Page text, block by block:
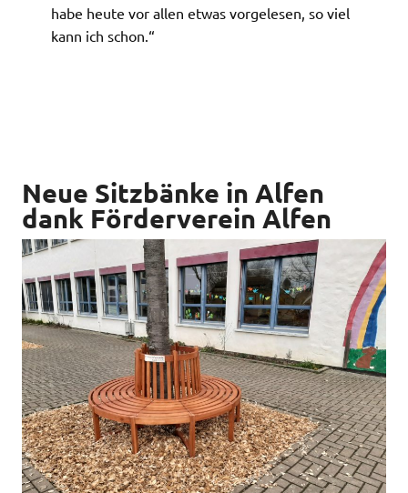
habe heute vor allen etwas vorgelesen, so viel
kann ich schon.“
Neue Sitzbänke in Alfen
dank Förderverein Alfen